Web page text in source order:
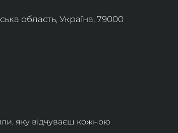
область, Україна, 79000
яку відчуваєш кожною